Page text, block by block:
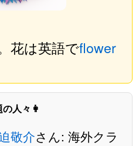
花は英語でflower
の人々👩
敬介さん: 海外クラ